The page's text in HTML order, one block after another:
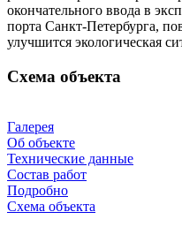
окончательного ввода в
порта Санкт-Петербурга,
улучшится экологическая
Схема объекта
Галерея
Об объекте
Технические данные
Состав работ
Подробно
Схема объекта